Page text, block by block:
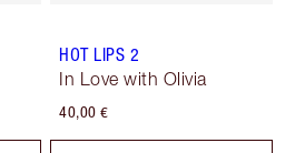
HOT LIPS 2
In Love with Olivia
40,00 €